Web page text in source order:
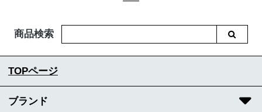
商品検索
TOPページ
ブランド